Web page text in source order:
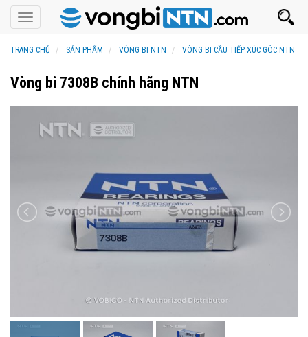
Toggle
navigation
TRANG CHỦ SẢN PHẨM VÒNG BI NTN VÒNG BI CẦU TIẾP XÚC GÓC NTN
Vòng bi 7308B chính hãng NTN